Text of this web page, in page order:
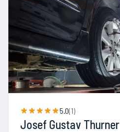
5.0(1)
Josef Gustav Thurner